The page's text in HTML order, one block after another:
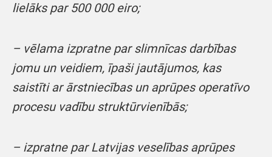
lielāks par 500 000 eiro;
– vēlama izpratne par slimnīcas darbības
jomu un veidiem, īpaši jautājumos, kas
saistīti ar ārstniecības un aprūpes operatīvo
procesu vadību struktūrvienībās;
– izpratne par Latvijas veselības aprūpes